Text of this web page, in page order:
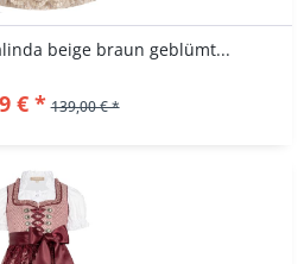
beige braun geblümt...
€ * 139,00 € *